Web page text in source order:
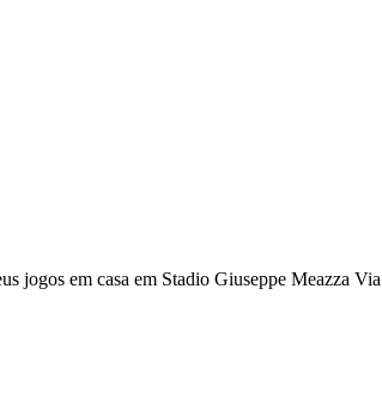
jogos em casa em Stadio Giuseppe Meazza